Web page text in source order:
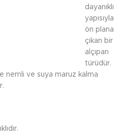
dayanıklı
yapısıyla
ön plana
çıkan bir
alçıpan
türüdür.
nemli ve suya maruz kalma